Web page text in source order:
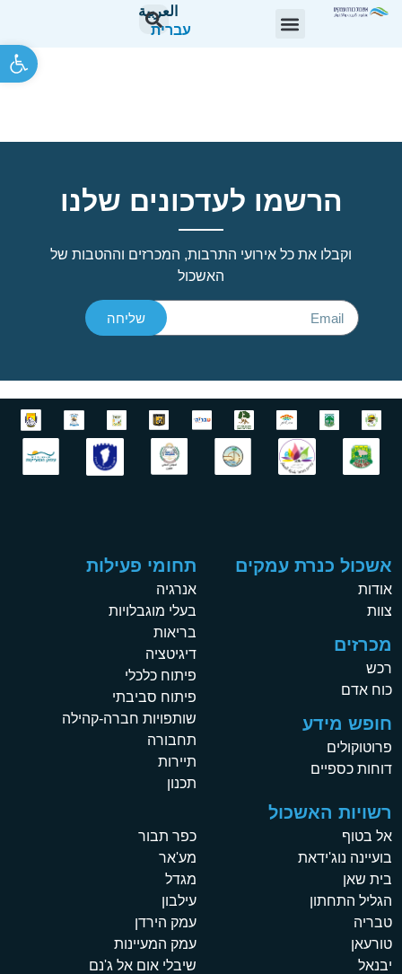
פתח
العربية
עברית
מכרז פומבי 04/26 מנהל/ת
הרשמו לעדכונים שלנו
וקבלו את כל אירועי התרבות, המכרזים וההטבות של
האשכול
שליחה
אשכול כנרת עמקים
אודות
צוות
מכרזים
רכש
כוח אדם
חופש מידע
פרוטוקולים
דוחות כספיים
תחומי פעילות
אנרגיה
בעלי מוגבלויות
בריאות
דיגיטציה
פיתוח כלכלי
פיתוח סביבתי
שותפויות חברה-קהילה
תחבורה
תיירות
תכנון
רשויות האשכול
אל בטוף
בועיינה נוג'ידאת
בית שאן
הגליל התחתון
טבריה
טורעאן
יבנאל
כפר תבור
מע'אר
מגדל
עילבון
עמק הירדן
עמק המעיינות
שיבלי אום אל ג'נם